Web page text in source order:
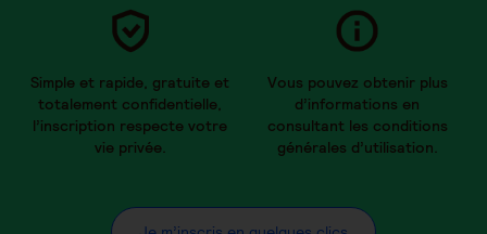
Simple et rapide, gratuite et
totalement confidentielle,
l’inscription respecte votre
vie privée.
Vous pouvez obtenir plus
d’informations en
consultant les conditions
générales d’utilisation.